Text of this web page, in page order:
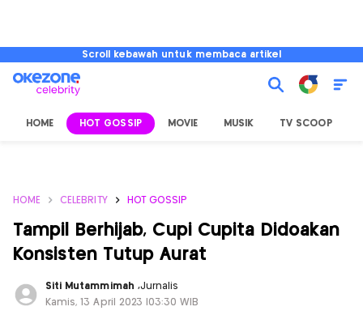
Scroll kebawah untuk membaca artikel
HOME HOT GOSSIP MOVIE MUSIK TV SCOOP
HOME CELEBRITY HOT GOSSIP
Tampil Berhijab, Cupi Cupita Didoakan
Konsisten Tutup Aurat
Siti Mutammimah ,Jurnalis
Kamis, 13 April 2023 |03:30 WIB